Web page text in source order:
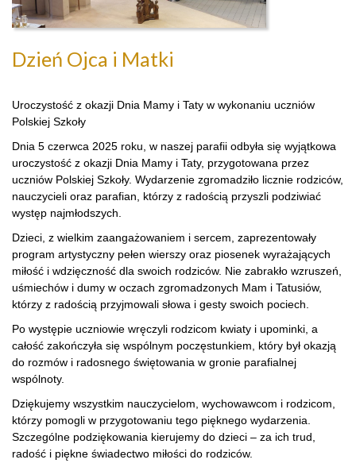
Dzień Ojca i Matki
Uroczystość z okazji Dnia Mamy i Taty w wykonaniu uczniów
Polskiej Szkoły
Dnia 5 czerwca 2025 roku, w naszej parafii odbyła się wyjątkowa
uroczystość z okazji Dnia Mamy i Taty, przygotowana przez
uczniów Polskiej Szkoły. Wydarzenie zgromadziło licznie rodziców,
nauczycieli oraz parafian, którzy z radością przyszli podziwiać
występ najmłodszych.
Dzieci, z wielkim zaangażowaniem i sercem, zaprezentowały
program artystyczny pełen wierszy oraz piosenek wyrażających
miłość i wdzięczność dla swoich rodziców. Nie zabrakło wzruszeń,
uśmiechów i dumy w oczach zgromadzonych Mam i Tatusiów,
którzy z radością przyjmowali słowa i gesty swoich pociech.
Po występie uczniowie wręczyli rodzicom kwiaty i upominki, a
całość zakończyła się wspólnym poczęstunkiem, który był okazją
do rozmów i radosnego świętowania w gronie parafialnej
wspólnoty.
Dziękujemy wszystkim nauczycielom, wychowawcom i rodzicom,
którzy pomogli w przygotowaniu tego pięknego wydarzenia.
Szczególne podziękowania kierujemy do dzieci – za ich trud,
radość i piękne świadectwo miłości do rodziców.